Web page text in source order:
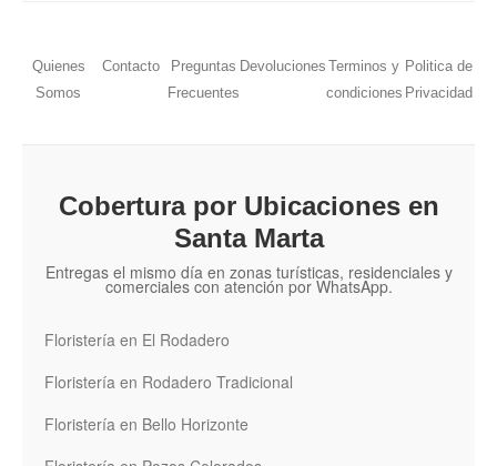
Quienes
Somos
Contacto
Preguntas
Frecuentes
Devoluciones Terminos y
condiciones
Politica de
Privacidad
Cobertura por Ubicaciones en
Santa Marta
Entregas el mismo día en zonas turísticas, residenciales y
comerciales con atención por WhatsApp.
Floristería en El Rodadero
Floristería en Rodadero Tradicional
Floristería en Bello Horizonte